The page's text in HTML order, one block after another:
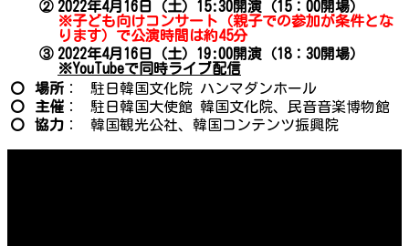
② 2022年4月16日（土）15:30開演（15：00開場）
※子ども向けコンサート（親子での参加が条件とな
ります）で公演時間は約45分
③ 2022年4月16日（土）19:00開演（18：30開場）
※YouTubeで同時ライブ配信
〇
場所 ：
駐日韓国文化院 ハンマダンホール
〇
主催 ：
駐日韓国大使館 韓国文化院、民音音楽博物館
〇
協力 ： 韓国観光公社、韓国コンテンツ振興院